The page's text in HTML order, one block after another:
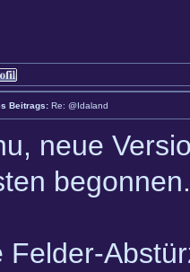
Beitrags: Re: @Idaland
neue
begonnen.
Felder-